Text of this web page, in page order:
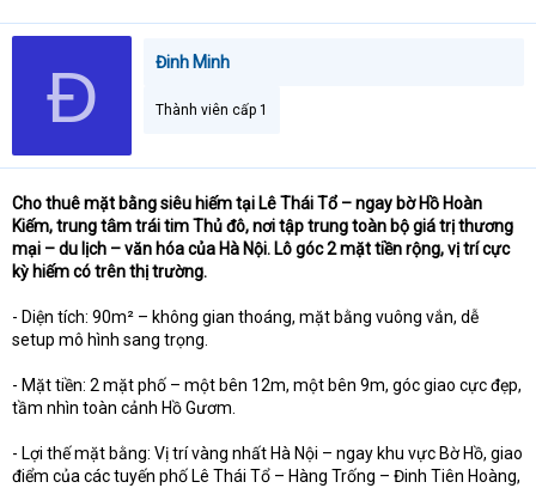
r
a
t
e
r
à
k
h
ó
Đ Đinh Minh
Thành viên cấp 1
Cho thuê mặt bằng siêu hiếm tại Lê Thái Tổ – ngay bờ Hồ Hoàn
Kiếm, trung tâm trái tim Thủ đô, nơi tập trung toàn bộ giá trị thương
mại – du lịch – văn hóa của Hà Nội. Lô góc 2 mặt tiền rộng, vị trí cực
kỳ hiếm có trên thị trường.
- Diện tích: 90m² – không gian thoáng, mặt bằng vuông vắn, dễ
setup mô hình sang trọng.
- Mặt tiền: 2 mặt phố – một bên 12m, một bên 9m, góc giao cực đẹp,
tầm nhìn toàn cảnh Hồ Gươm.
- Lợi thế mặt bằng: Vị trí vàng nhất Hà Nội – ngay khu vực Bờ Hồ, giao
điểm của các tuyến phố Lê Thái Tổ – Hàng Trống – Đinh Tiên Hoàng,